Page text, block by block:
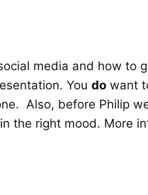
media and how to
You do want
Also, before Philip
the right mood. More